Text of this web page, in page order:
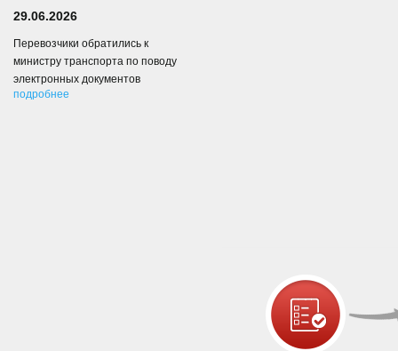
29.06.2026
Перевозчики обратились к
министру транспорта по поводу
электронных документов
подробнее